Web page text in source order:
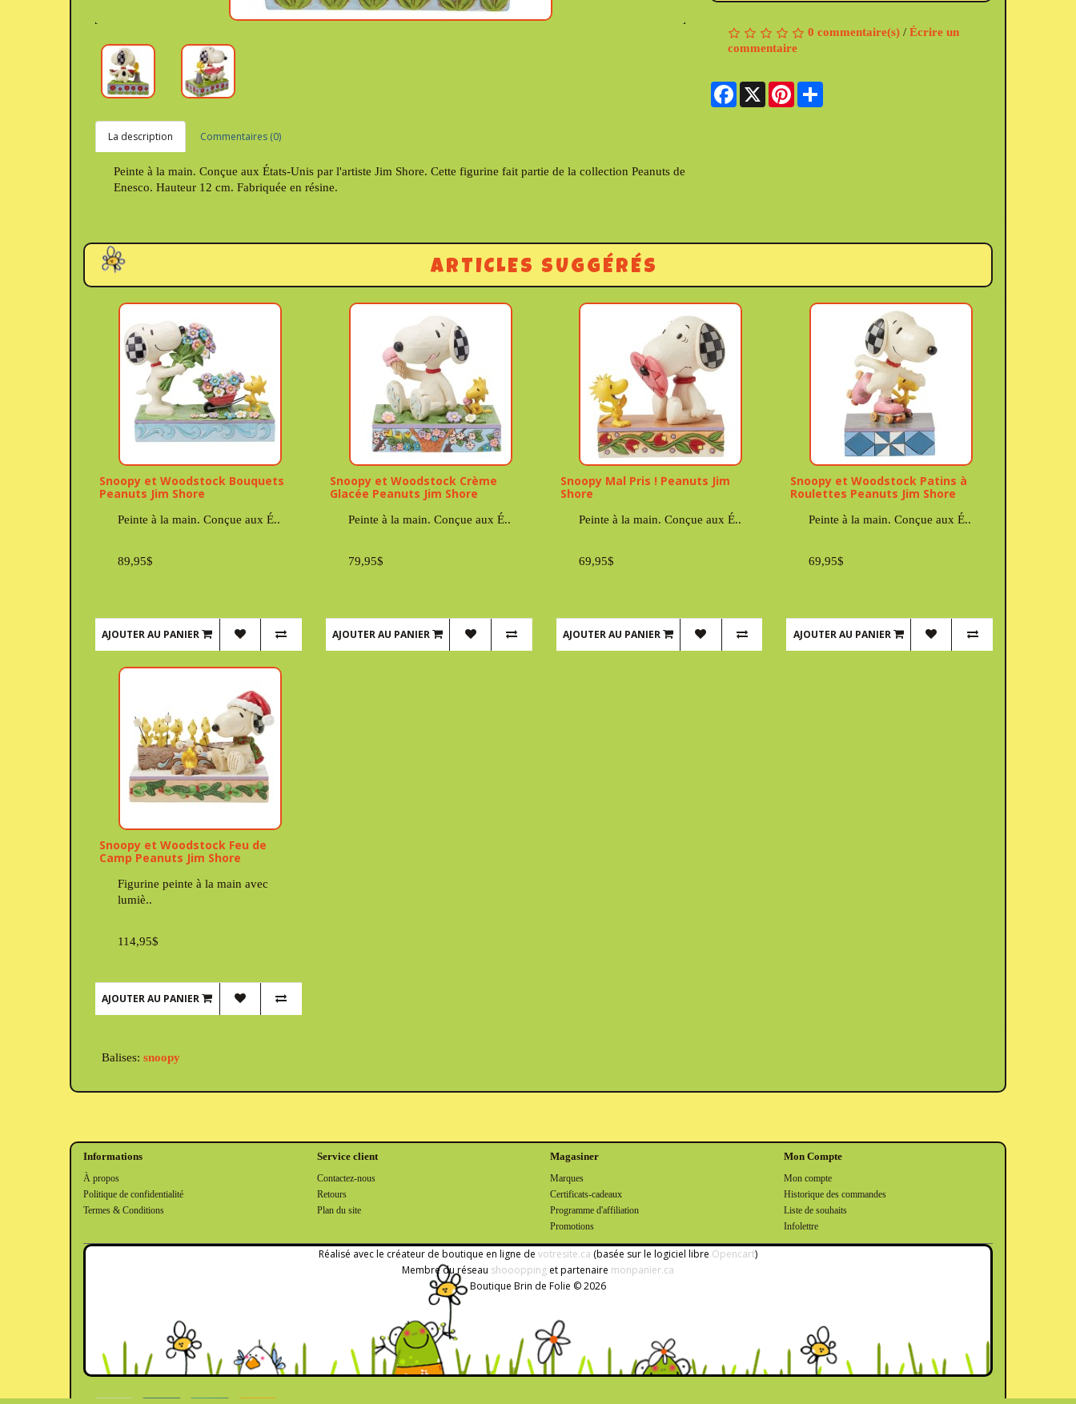
La description Commentaires (0)
Peinte à la main. Conçue aux États-Unis par l'artiste Jim Shore. Cette figurine fait partie de la collection Peanuts de
Enesco. Hauteur 12 cm. Fabriquée en résine.
0 commentaire(s) /Écrire un
commentaire
Facebook
X Pinterest
ARTICLES SUGGÉRÉS
Snoopy et Woodstock Bouquets
Peanuts Jim Shore
Peinte à la main. Conçue aux É..
89,95$
AJOUTER AU PANIER
Snoopy et Woodstock Crème
Glacée Peanuts Jim Shore
Peinte à la main. Conçue aux É..
79,95$
AJOUTER AU PANIER
Snoopy Mal Pris ! Peanuts Jim
Shore
Peinte à la main. Conçue aux É..
69,95$
AJOUTER AU PANIER
Snoopy et Woodstock Patins à
Roulettes Peanuts Jim Shore
Peinte à la main. Conçue aux É..
69,95$
AJOUTER AU PANIER
Snoopy et Woodstock Feu de
Camp Peanuts Jim Shore
Figurine peinte à la main avec
lumiè..
114,95$
AJOUTER AU PANIER
Balises: snoopy
Informations
À propos
Politique de confidentialité
Termes & Conditions
Service client
Contactez-nous
Retours
Plan du site
Magasiner
Marques
Certificats-cadeaux
Programme d'affiliation
Promotions
Mon Compte
Mon compte
Historique des commandes
Liste de souhaits
Infolettre
Réalisé avec le créateur de boutique en ligne de votresite.ca (basée sur le logiciel libre Opencart)
Membre du réseau shooopping et partenaire monpanier.ca
Boutique Brin de Folie © 2026